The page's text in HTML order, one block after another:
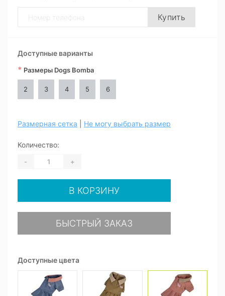
Купить
Доступные цвета
Доступные варианты
* Размеры Dogs Bomba
2 3 4 5 6
Размерная сетка Не могу выбрать размер
Количество:
- +
В КОРЗИНУ
БЫСТРЫЙ ЗАКАЗ